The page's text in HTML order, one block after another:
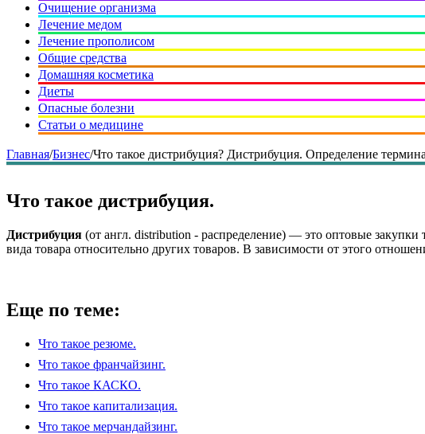
Очищение организма
Лечение медом
Лечение прополисом
Общие средства
Домашняя косметика
Диеты
Опасные болезни
Статьи о медицине
Главная/Бизнес/Что такое дистрибуция? Дистрибуция. Определение
Что такое дистрибуция.
Дистрибуция (от англ. distribution - распределение) — это оптовые
вида товара относительно других товаров. В зависимости от этого
Еще по теме:
Что такое резюме.
Что такое франчайзинг.
Что такое КАСКО.
Что такое капитализация.
Что такое мерчандайзинг.